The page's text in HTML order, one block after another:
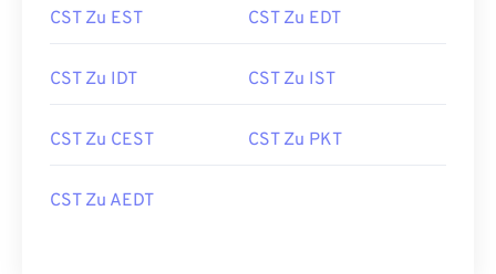
CST Zu EST CST Zu EDT
CST Zu IDT CST Zu IST
CST Zu CEST CST Zu PKT
CST Zu AEDT